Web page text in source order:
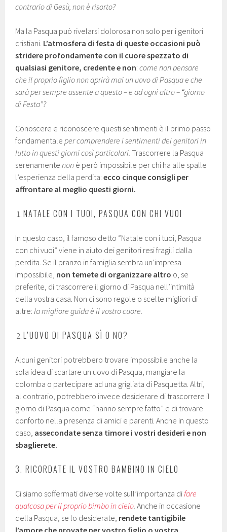
contrario di Gesù, non è risorto?
Ma la Pasqua può rivelarsi dolorosa non solo per i genitori
cristiani. L’atmosfera di festa di queste occasioni può
stridere profondamente con il cuore spezzato di
qualsiasi genitore, credente e non:come non pensare
che il proprio figlio non aprirà mai un uovo di Pasqua e che
sarà per sempre assente a questo – e ad ogni altro – “giorno
di Festa”?
Conoscere e riconoscere questi sentimenti è il primo passo
fondamentale per comprendere i sentimenti dei genitori in
lutto in questi giorni così particolari. Trascorrere la Pasqua
serenamente non è però impossibile per chi ha alle spalle
l’esperienza della perdita:ecco cinque consigli per
affrontare al meglio questi giorni.
NATALE CON I TUOI, PASQUA CON CHI VUOI
In questo caso, il famoso detto “Natale con i tuoi, Pasqua
con chi vuoi” viene in aiuto dei genitori resi fragili dalla
perdita. Se il pranzo in famiglia sembra un’impresa
impossibile, non temete di organizzare altro o, se
preferite, di trascorrere il giorno di Pasqua nell’intimità
della vostra casa. Non ci sono regole o scelte migliori di
altre: la migliore guida è il vostro cuore.
L’UOVO DI PASQUA SÌ O NO?
Alcuni genitori potrebbero trovare impossibile anche la
sola idea di scartare un uovo di Pasqua, mangiare la
colomba o partecipare ad una grigliata di Pasquetta. Altri,
al contrario, potrebbero invece desiderare di trascorrere il
giorno di Pasqua come “hanno sempre fatto” e di trovare
conforto nella presenza di amici e parenti. Anche in questo
caso, assecondate senza timore i vostri desideri e non
sbaglierete.
3. RICORDATE IL VOSTRO BAMBINO IN CIELO
Ci siamo soffermati diverse volte sull’importanza di fare
qualcosa per il proprio bimbo in cielo. Anche in occasione
della Pasqua, se lo desiderate, rendete tantigibile
l’amore che provate per vostro figlio o vostra